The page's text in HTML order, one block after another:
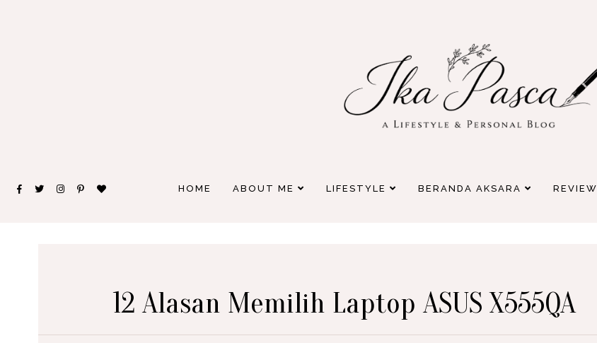
HOME ABOUT ME LIFESTYLE BERANDA AKSARA REVIEW
12 Alasan Memilih Laptop ASUS X555QA